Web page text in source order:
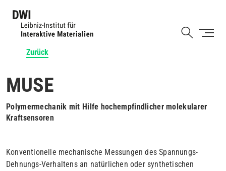
Zurück
MUSE
Polymermechanik mit Hilfe hochempfindlicher molekularer
Kraftsensoren
Konventionelle mechanische Messungen des Spannungs-
Dehnungs-Verhaltens an natürlichen oder synthetischen